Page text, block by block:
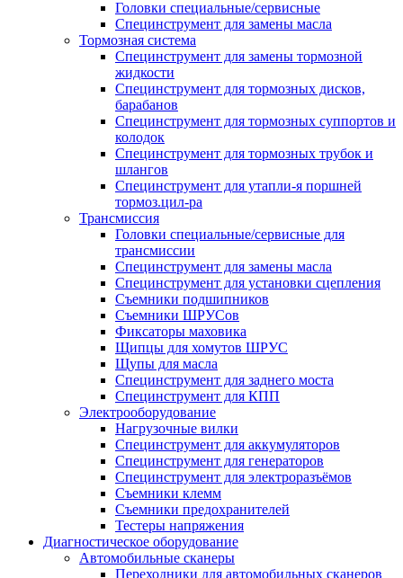
Головки специальные/сервисные
Специнструмент для замены масла
Тормозная система
Специнструмент для замены тормозной
жидкости
Специнструмент для тормозных дисков,
барабанов
Специнструмент для тормозных суппортов и
колодок
Специнструмент для тормозных трубок и
шлангов
Специнструмент для утапли-я поршней
тормоз.цил-ра
Трансмиссия
Головки специальные/сервисные для
трансмиссии
Специнструмент для замены масла
Специнструмент для установки сцепления
Съемники подшипников
Съемники ШРУСов
Фиксаторы маховика
Щипцы для хомутов ШРУС
Щупы для масла
Специнструмент для заднего моста
Специнструмент для КПП
Электрооборудование
Нагрузочные вилки
Специнструмент для аккумуляторов
Специнструмент для генераторов
Специнструмент для электроразъёмов
Съемники клемм
Съемники предохранителей
Тестеры напряжения
Диагностическое оборудование
Автомобильные сканеры
Переходники для автомобильных сканеров